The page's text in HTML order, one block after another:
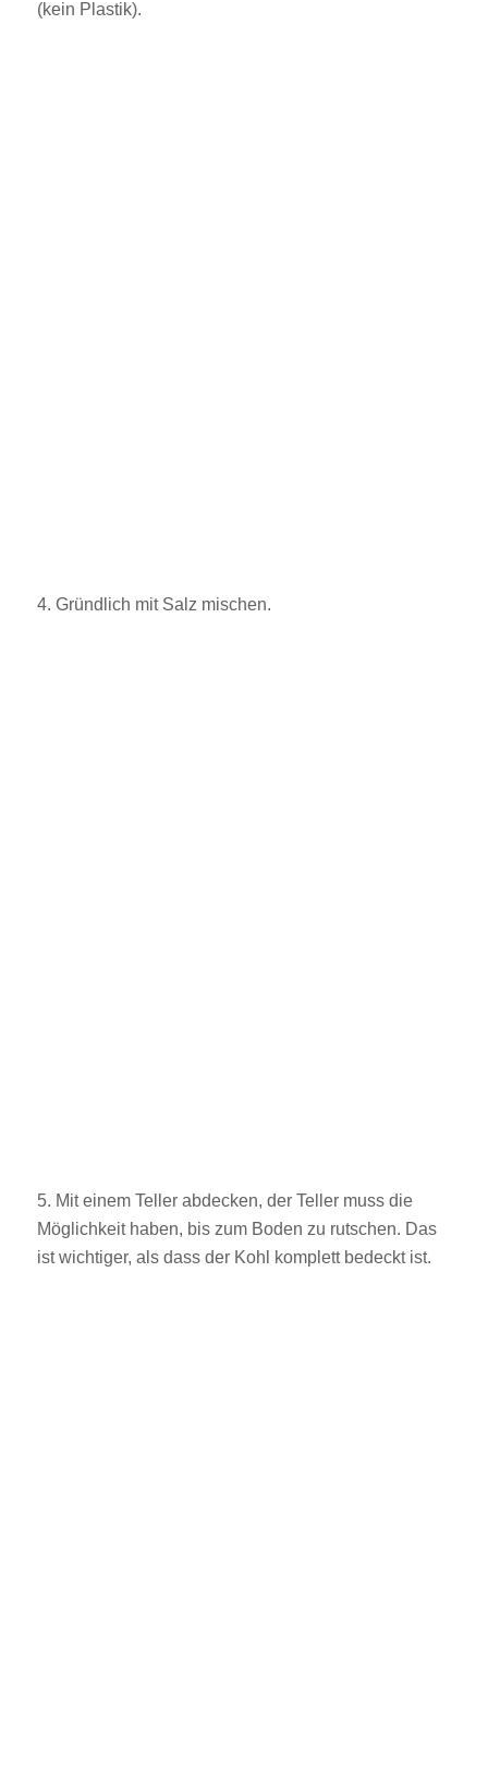
(kein Plastik).
4. Gründlich mit Salz mischen.
5. Mit einem Teller abdecken, der Teller muss die
Möglichkeit haben, bis zum Boden zu rutschen. Das
ist wichtiger, als dass der Kohl komplett bedeckt ist.